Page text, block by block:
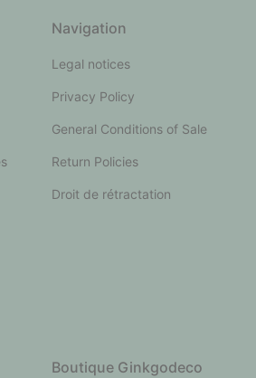
Navigation
Legal notices
Privacy Policy
General Conditions of Sale
Return Policies
Droit de rétractation
Boutique Ginkgodeco